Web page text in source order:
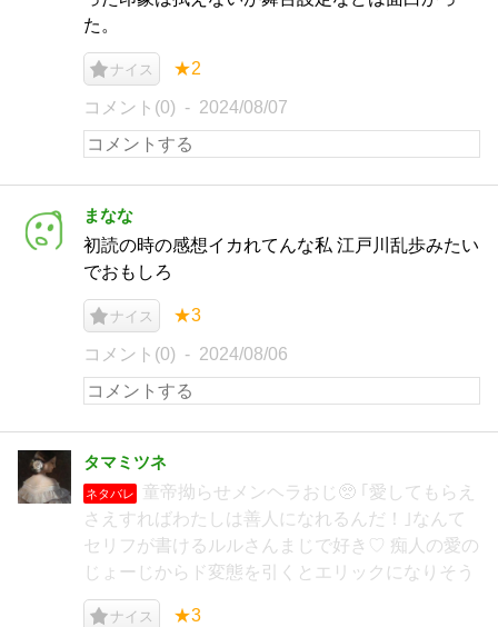
た。
ナイス ★2
コメント(0) 2024/08/07
まなな
初読の時の感想イカれてんな私 江戸川乱歩みたい
でおもしろ
ナイス ★3
コメント(0) 2024/08/06
タマミツネ
ネタバレ
童帝拗らせメンヘラおじ🥺 ｢愛してもらえ
さえすればわたしは善人になれるんだ！｣なんて
セリフが書けるルルさんまじで好き♡ 痴人の愛の
じょーじからド変態を引くとエリックになりそう
ナイス ★3